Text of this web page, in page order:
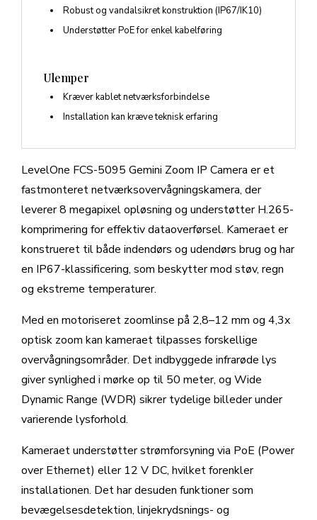
LevelOne FCS-5095 Gemini Zoom IP Camera er et
fastmonteret netværksovervågningskamera, der
leverer 8 megapixel opløsning og understøtter H.265-
komprimering for effektiv dataoverførsel. Kameraet er
konstrueret til både indendørs og udendørs brug og har
en IP67-klassificering, som beskytter mod støv, regn
og ekstreme temperaturer.
Med en motoriseret zoomlinse på 2,8–12 mm og 4,3x
optisk zoom kan kameraet tilpasses forskellige
overvågningsområder. Det indbyggede infrarøde lys
giver synlighed i mørke op til 50 meter, og Wide
Dynamic Range (WDR) sikrer tydelige billeder under
varierende lysforhold.
Kameraet understøtter strømforsyning via PoE (Power
over Ethernet) eller 12 V DC, hvilket forenkler
installationen. Det har desuden funktioner som
bevægelsesdetektion, linjekrydsnings- og
Robust og vandalsikret konstruktion (IP67/IK10)
Understøtter PoE for enkel kabelføring
Ulemper
Kræver kablet netværksforbindelse
Installation kan kræve teknisk erfaring